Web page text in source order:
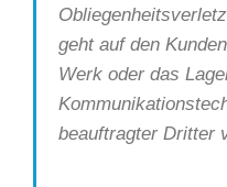
geht auf den
Werk oder das
beauftragter Dritter